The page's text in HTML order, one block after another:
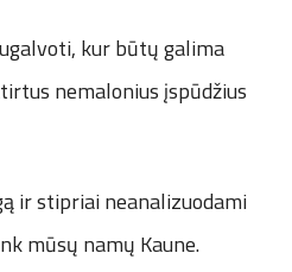
kur būtų galima
nemalonius įspūdžius
ir stipriai neanalizuodami
mūsų namų Kaune.